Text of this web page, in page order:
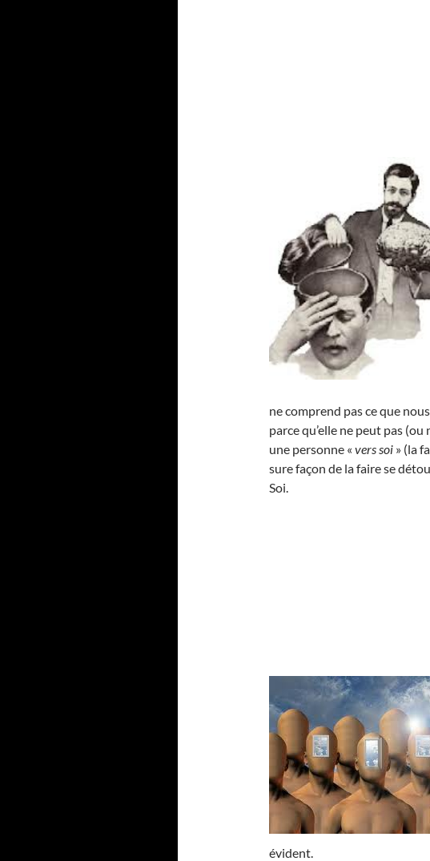
ne comprend pas ce que
parce qu’elle ne peut pas (ou
une personne « vers soi » (la
sure façon de la faire se
Soi.
évident.